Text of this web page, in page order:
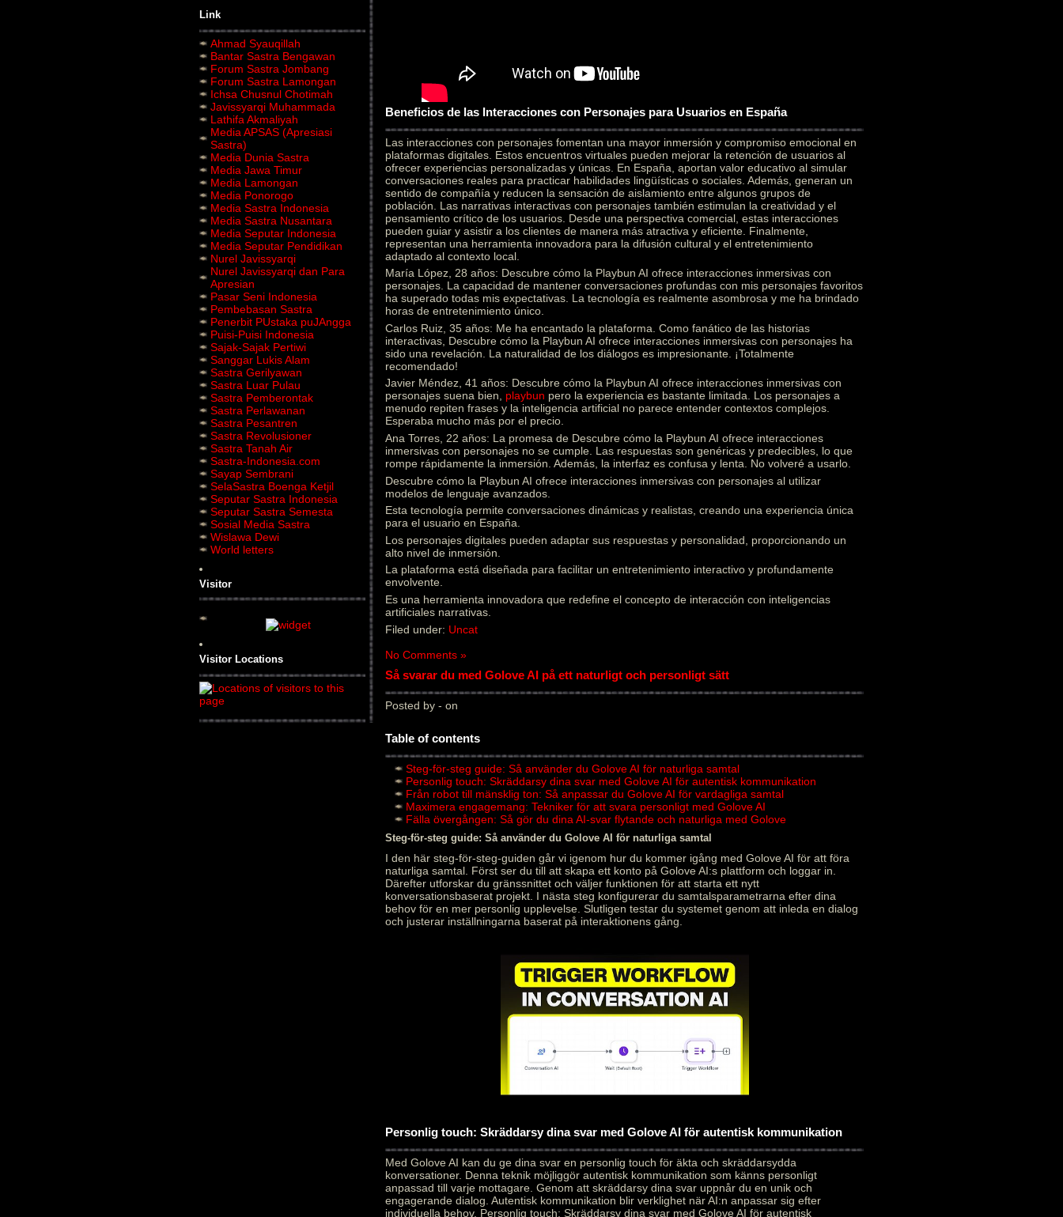
Link
Ahmad Syauqillah
Bantar Sastra Bengawan
Forum Sastra Jombang
Forum Sastra Lamongan
Ichsa Chusnul Chotimah
Javissyarqi Muhammada
Lathifa Akmaliyah
Media APSAS (Apresiasi
Sastra)
Media Dunia Sastra
Media Jawa Timur
Media Lamongan
Media Ponorogo
Media Sastra Indonesia
Media Sastra Nusantara
Media Seputar Indonesia
Media Seputar Pendidikan
Nurel Javissyarqi
Nurel Javissyarqi dan Para
Apresian
Pasar Seni Indonesia
Pembebasan Sastra
Penerbit PUstaka puJAngga
Puisi-Puisi Indonesia
Sajak-Sajak Pertiwi
Sanggar Lukis Alam
Sastra Gerilyawan
Sastra Luar Pulau
Sastra Pemberontak
Sastra Perlawanan
Sastra Pesantren
Sastra Revolusioner
Sastra Tanah Air
Sastra-Indonesia.com
Sayap Sembrani
SelaSastra Boenga Ketjil
Seputar Sastra Indonesia
Seputar Sastra Semesta
Sosial Media Sastra
Wislawa Dewi
World letters
Visitor
Visitor Locations
Beneficios de las Interacciones con Personajes para Usuarios en España
Las interacciones con personajes fomentan una mayor inmersión y compromiso emocional en
plataformas digitales. Estos encuentros virtuales pueden mejorar la retención de usuarios al
ofrecer experiencias personalizadas y únicas. En España, aportan valor educativo al simular
conversaciones reales para practicar habilidades lingüísticas o sociales. Además, generan un
sentido de compañía y reducen la sensación de aislamiento entre algunos grupos de
población. Las narrativas interactivas con personajes también estimulan la creatividad y el
pensamiento crítico de los usuarios. Desde una perspectiva comercial, estas interacciones
pueden guiar y asistir a los clientes de manera más atractiva y eficiente. Finalmente,
representan una herramienta innovadora para la difusión cultural y el entretenimiento
adaptado al contexto local.
María López, 28 años: Descubre cómo la Playbun AI ofrece interacciones inmersivas con
personajes. La capacidad de mantener conversaciones profundas con mis personajes favoritos
ha superado todas mis expectativas. La tecnología es realmente asombrosa y me ha brindado
horas de entretenimiento único.
Carlos Ruiz, 35 años: Me ha encantado la plataforma. Como fanático de las historias
interactivas, Descubre cómo la Playbun AI ofrece interacciones inmersivas con personajes ha
sido una revelación. La naturalidad de los diálogos es impresionante. ¡Totalmente
recomendado!
Javier Méndez, 41 años: Descubre cómo la Playbun AI ofrece interacciones inmersivas con
personajes suena bien, playbun pero la experiencia es bastante limitada. Los personajes a
menudo repiten frases y la inteligencia artificial no parece entender contextos complejos.
Esperaba mucho más por el precio.
Ana Torres, 22 años: La promesa de Descubre cómo la Playbun AI ofrece interacciones
inmersivas con personajes no se cumple. Las respuestas son genéricas y predecibles, lo que
rompe rápidamente la inmersión. Además, la interfaz es confusa y lenta. No volveré a usarlo.
Descubre cómo la Playbun AI ofrece interacciones inmersivas con personajes al utilizar
modelos de lenguaje avanzados.
Esta tecnología permite conversaciones dinámicas y realistas, creando una experiencia única
para el usuario en España.
Los personajes digitales pueden adaptar sus respuestas y personalidad, proporcionando un
alto nivel de inmersión.
La plataforma está diseñada para facilitar un entretenimiento interactivo y profundamente
envolvente.
Es una herramienta innovadora que redefine el concepto de interacción con inteligencias
artificiales narrativas.
Filed under: Uncat
No Comments »
Så svarar du med Golove AI på ett naturligt och personligt sätt
Posted by - on
Table of contents
Steg-för-steg guide: Så använder du Golove AI för naturliga samtal
Personlig touch: Skräddarsy dina svar med Golove AI för autentisk kommunikation
Från robot till mänsklig ton: Så anpassar du Golove AI för vardagliga samtal
Maximera engagemang: Tekniker för att svara personligt med Golove AI
Fälla övergången: Så gör du dina AI-svar flytande och naturliga med Golove
Steg-för-steg guide: Så använder du Golove AI för naturliga samtal
I den här steg-för-steg-guiden går vi igenom hur du kommer igång med Golove AI för att föra
naturliga samtal. Först ser du till att skapa ett konto på Golove AI:s plattform och loggar in.
Därefter utforskar du gränssnittet och väljer funktionen för att starta ett nytt
konversationsbaserat projekt. I nästa steg konfigurerar du samtalsparametrarna efter dina
behov för en mer personlig upplevelse. Slutligen testar du systemet genom att inleda en dialog
och justerar inställningarna baserat på interaktionens gång.
Personlig touch: Skräddarsy dina svar med Golove AI för autentisk kommunikation
Med Golove AI kan du ge dina svar en personlig touch för äkta och skräddarsydda
konversationer. Denna teknik möjliggör autentisk kommunikation som känns personligt
anpassad till varje mottagare. Genom att skräddarsy dina svar uppnår du en unik och
engagerande dialog. Autentisk kommunikation blir verklighet när AI:n anpassar sig efter
individuella behov. Personlig touch: Skräddarsy dina svar med Golove AI för autentisk